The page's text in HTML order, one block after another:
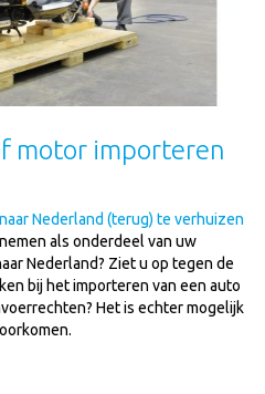
motor importeren
naar Nederland (terug) te verhuizen
als onderdeel van uw
Nederland? Ziet u op tegen de
bij het importeren van een auto
Het is echter mogelijk